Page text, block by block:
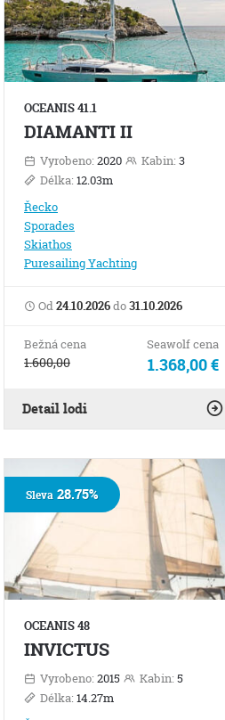
OCEANIS 41.1
DIAMANTI II
Vyrobeno: 2020 Kabin: 3
Délka: 12.03m
Řecko
Sporades
Skiathos
Puresailing Yachting
Od 24.10.2026do31.10.2026
Bežná cena
1.600,00
Seawolf cena
1.368,00 €
Detail lodi
OCEANIS 48
INVICTUS
Vyrobeno: 2015 Kabin: 5
Délka: 14.27m
Sleva 28.75%